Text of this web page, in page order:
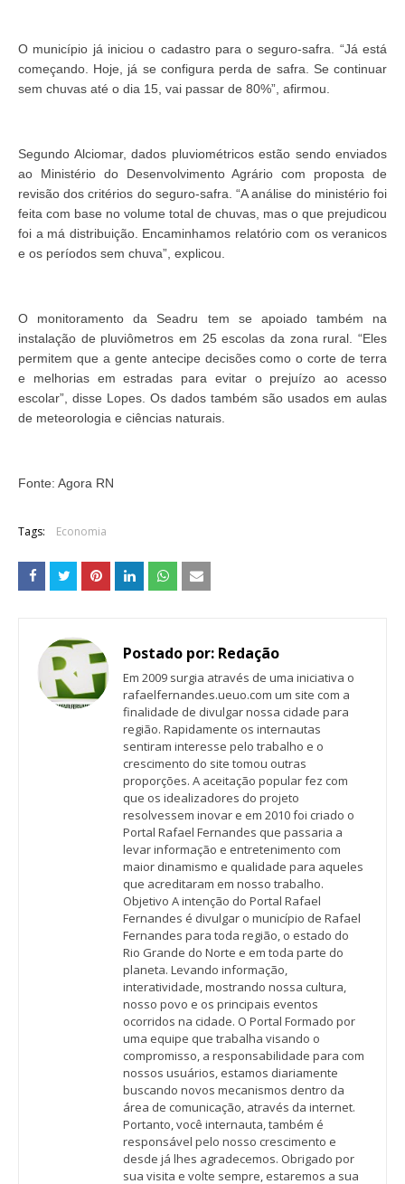
O município já iniciou o cadastro para o seguro-safra. “Já está
começando. Hoje, já se configura perda de safra. Se continuar
sem chuvas até o dia 15, vai passar de 80%”, afirmou.
Segundo Alciomar, dados pluviométricos estão sendo enviados
ao Ministério do Desenvolvimento Agrário com proposta de
revisão dos critérios do seguro-safra. “A análise do ministério foi
feita com base no volume total de chuvas, mas o que prejudicou
foi a má distribuição. Encaminhamos relatório com os veranicos
e os períodos sem chuva”, explicou.
O monitoramento da Seadru tem se apoiado também na
instalação de pluviômetros em 25 escolas da zona rural. “Eles
permitem que a gente antecipe decisões como o corte de terra
e melhorias em estradas para evitar o prejuízo ao acesso
escolar”, disse Lopes. Os dados também são usados em aulas
de meteorologia e ciências naturais.
Fonte: Agora RN
Tags: Economia
Postado por: Redação
Em 2009 surgia através de uma iniciativa o
rafaelfernandes.ueuo.com um site com a
finalidade de divulgar nossa cidade para
região. Rapidamente os internautas
sentiram interesse pelo trabalho e o
crescimento do site tomou outras
proporções. A aceitação popular fez com
que os idealizadores do projeto
resolvessem inovar e em 2010 foi criado o
Portal Rafael Fernandes que passaria a
levar informação e entretenimento com
maior dinamismo e qualidade para aqueles
que acreditaram em nosso trabalho.
Objetivo A intenção do Portal Rafael
Fernandes é divulgar o município de Rafael
Fernandes para toda região, o estado do
Rio Grande do Norte e em toda parte do
planeta. Levando informação,
interatividade, mostrando nossa cultura,
nosso povo e os principais eventos
ocorridos na cidade. O Portal Formado por
uma equipe que trabalha visando o
compromisso, a responsabilidade para com
nossos usuários, estamos diariamente
buscando novos mecanismos dentro da
área de comunicação, através da internet.
Portanto, você internauta, também é
responsável pelo nosso crescimento e
desde já lhes agradecemos. Obrigado por
sua visita e volte sempre, estaremos a sua